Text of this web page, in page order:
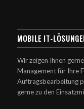
MOBILE IT-
Wir zeigen Ihnen
Management für Ihre
Auftragsbearbeitung
gerne zu den